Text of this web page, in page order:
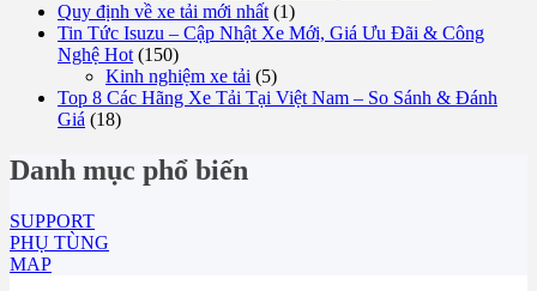
Quy định về xe tải mới nhất (1)
Tin Tức Isuzu – Cập Nhật Xe Mới, Giá Ưu Đãi & Công
Nghệ Hot (150)
Kinh nghiệm xe tải (5)
Top 8 Các Hãng Xe Tải Tại Việt Nam – So Sánh & Đánh
Giá (18)
Danh mục phổ biến
SUPPORT
PHỤ TÙNG
MAP